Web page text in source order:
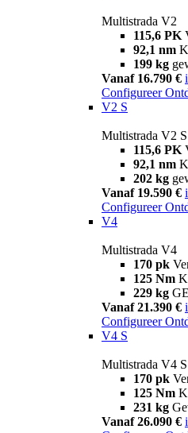
Multistrada V2
115,6 PK
92,1 nm
199 kg
Vanaf 16.790 € i
Configureer
V2 S
Multistrada V2 S
115,6 PK
92,1 nm
202 kg
Vanaf 19.590 € i
Configureer
V4
Multistrada V4
170 pk
125 Nm
229 kg
Vanaf 21.390 € i
Configureer
V4 S
Multistrada V4 S
170 pk
125 Nm
231 kg
Vanaf 26.090 € i